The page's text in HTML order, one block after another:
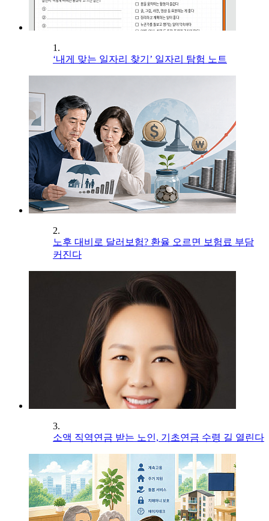
1.
‘내게 맞는 일자리 찾기’ 일자리 탐험 노트
2.
노후 대비로 달러보험? 환율 오르면 보험료 부담
커진다
3.
소액 직역연금 받는 노인, 기초연금 수령 길 열린다